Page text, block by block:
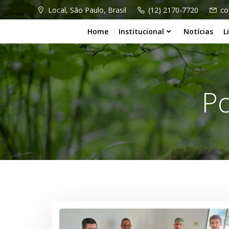
Pular
para
conteúdo
Local, São Paulo, Brasil (12) 2170-7720
Home Institucional Notícias